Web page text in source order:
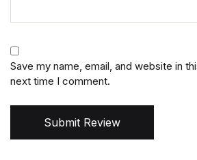
Save my name, email, and website in
next time I comment.
Submit Review